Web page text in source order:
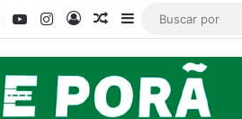
Facebook
YouTubeInstagramAccesoPublicación al azar
Barra lateral